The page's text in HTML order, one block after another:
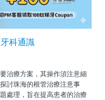
牙科通識
治療方案，其操作須注意細
討珠海的根管治療注意事
處理，旨在提高患者的治療